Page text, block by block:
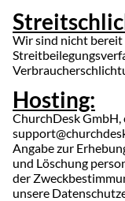
Wir sind nicht
Hosting:
ChurchDesk
Angabe zur
und Löschung
der
unsere